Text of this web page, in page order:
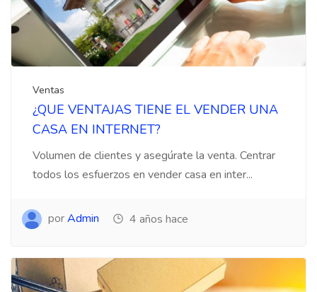
Ventas
¿QUE VENTAJAS TIENE EL VENDER UNA
CASA EN INTERNET?
Volumen de clientes y asegúrate la venta. Centrar
todos los esfuerzos en vender casa en inter...
porAdmin 4 años hace